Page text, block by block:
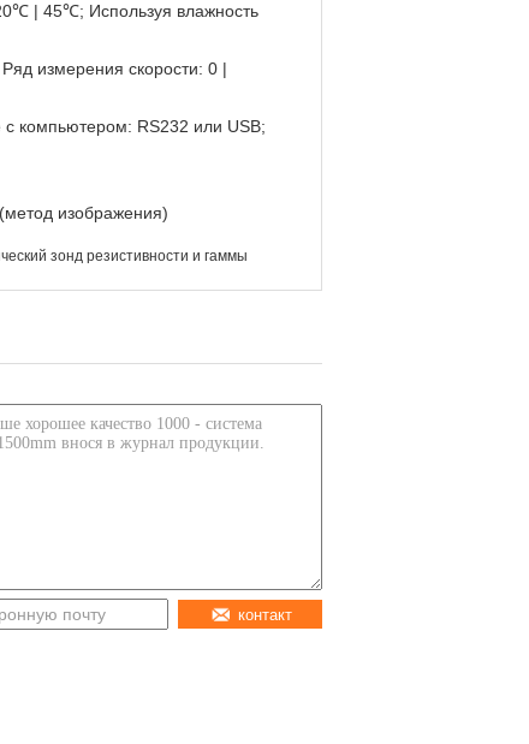
| 45℃; Используя влажность
измерения скорости: 0 |
компьютером: RS232 или USB;
изображения)
зонд резистивности и гаммы
контакт